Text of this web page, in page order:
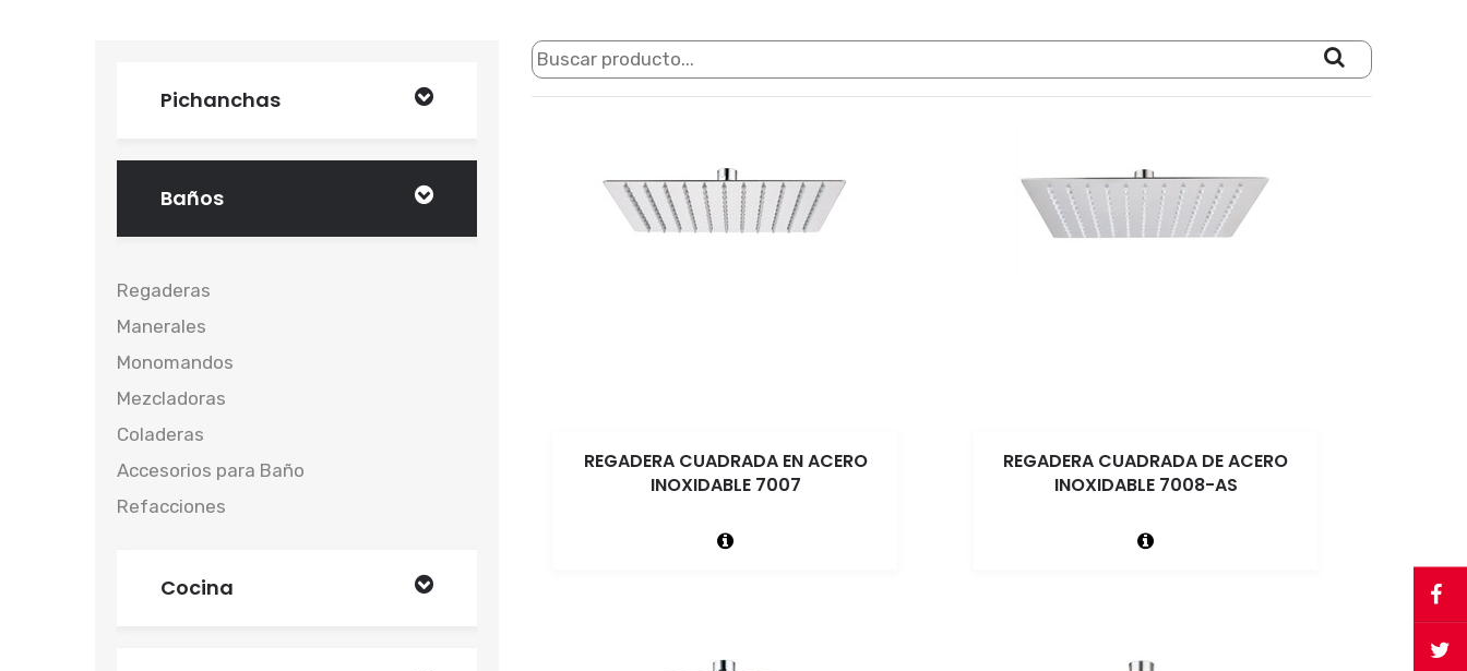
Pichanchas
Baños
Regaderas
Manerales
Monomandos
Mezcladoras
Coladeras
Accesorios para Baño
Refacciones
Cocina
REGADERA CUADRADA EN ACERO
INOXIDABLE 7007
REGADERA CUADRADA DE ACERO
INOXIDABLE 7008-AS